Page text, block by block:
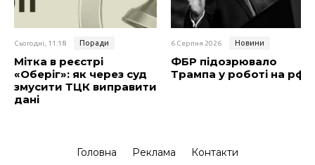
Сьогодні, 11:18 Поради
Мітка в реєстрі
«Оберіг»: як через суд
змусити ТЦК виправити
дані
6 Серпня 2026 Новини
ФБР підозрювало
Трампа у роботі на рф
Головна Реклама Контакти